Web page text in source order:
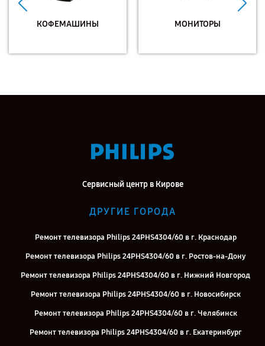
КОФЕМАШИНЫ МОНИТОРЫ
Сервисный центр в Кирове
ДРУГИЕ ГОРОДА
Ремонт телевизора Philips 24PHS4304/60 в г. Краснодар
Ремонт телевизора Philips 24PHS4304/60 в г. Ростов-на-Дону
Ремонт телевизора Philips 24PHS4304/60 в г. Нижний Новгород
Ремонт телевизора Philips 24PHS4304/60 в г. Новосибирск
Ремонт телевизора Philips 24PHS4304/60 в г. Челябинск
Ремонт телевизора Philips 24PHS4304/60 в г. Екатеринбург